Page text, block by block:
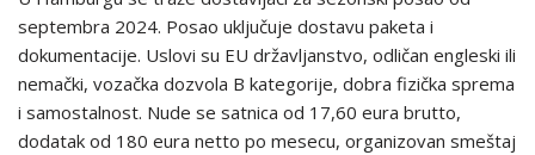
septembra 2024. Posao uključuje dostavu paketa i
dokumentacije. Uslovi su EU državljanstvo, odličan engleski ili
nemački, vozačka dozvola B kategorije, dobra fizička sprema
i samostalnost. Nude se satnica od 17,60 eura brutto,
dodatak od 180 eura netto po mesecu, organizovan smeštaj